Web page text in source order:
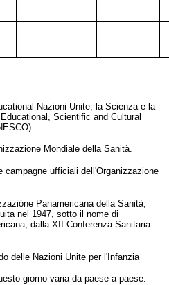
Nazioni Unite, la Scienza e la
Scientific and Cultural
Mondiale della Sanità.
campagne ufficiali dell'Organizzazione
Panamericana della Sanità,
nel 1947, sotto il nome di
dalla XII Conferenza Sanitaria
delle Nazioni Unite per l'Infanzia
giorno varia da paese a paese.